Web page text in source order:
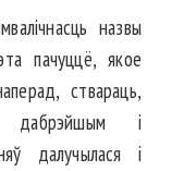
назвы
пачуццё, якое
ствараць,
дабрэйшым і
далучылася і